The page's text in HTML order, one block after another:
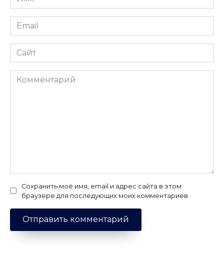
*
Email
*
Сайт
Комментарий
Сохранить моё имя, email и адрес сайта в этом
браузере для последующих моих комментариев.